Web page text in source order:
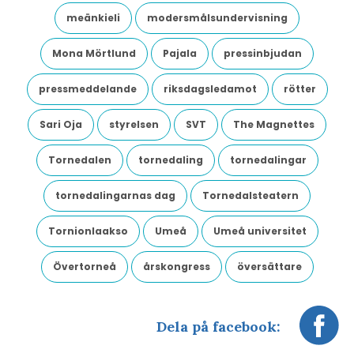
meänkieli modersmålsundervisning
Mona Mörtlund Pajala pressinbjudan
pressmeddelande riksdagsledamot rötter
Sari Oja styrelsen SVT The Magnettes
Tornedalen tornedaling tornedalingar
tornedalingarnas dag Tornedalsteatern
Tornionlaakso Umeå Umeå universitet
Övertorneå årskongress översättare
Dela på facebook: